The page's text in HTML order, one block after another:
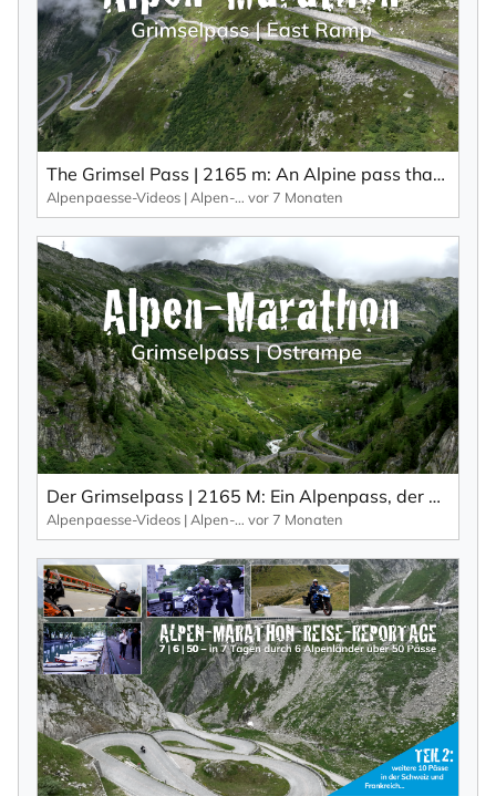
The Grimsel Pass | 2165 m: An Alpine pass that has it all: bends, views and other Alpine passes.
Alpenpaesse-Videos | Alpen-Marathon vor 7 Monaten
Der Grimselpass | 2165 M: Ein Alpenpass, der alles bietet: Kurven, Aussicht und weitere Alpenpässe.
Alpenpaesse-Videos | Alpen-Marathon vor 7 Monaten
Mit der Eintragung für den Newsletter bestätigen Sie die Verarbeitung
Ihrer Daten gemäß derDatenschutzerklärungdurch KlickTipp.
Newsletter abonnieren